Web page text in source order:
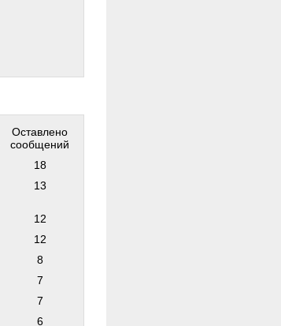
Оставлено
сообщений
18
13
12
12
8
7
7
6